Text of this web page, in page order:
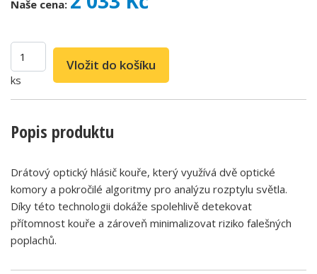
Naše cena:
ks
Popis produktu
Drátový optický hlásič kouře, který využívá dvě optické
komory a pokročilé algoritmy pro analýzu rozptylu světla.
Díky této technologii dokáže spolehlivě detekovat
přítomnost kouře a zároveň minimalizovat riziko falešných
poplachů.